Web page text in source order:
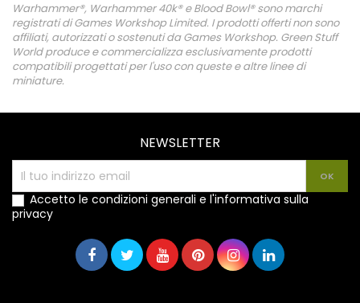
Warhammer®, Warhammer 40k® e Blood Bowl® sono marchi
registrati di Games Workshop Limited. I prodotti offerti non sono
affiliati, autorizzati o sostenuti da Games Workshop. Green Stuff
World produce e commercializza esclusivamente prodotti
compatibili progettati per l'uso con queste e altre linee di
miniature.
NEWSLETTER
Accetto le condizioni generali e l'informativa sulla
privacy